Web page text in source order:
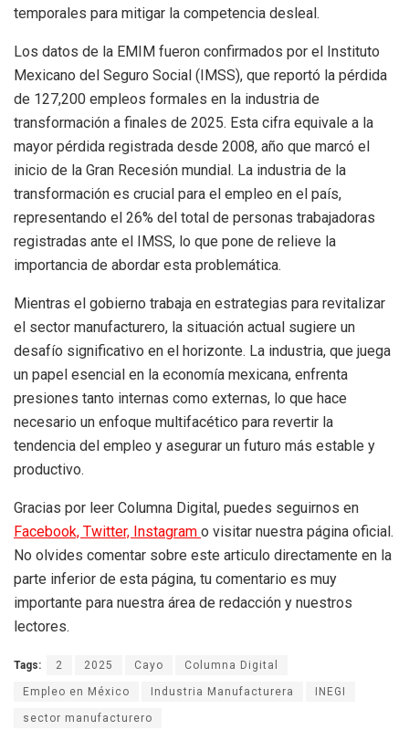
temporales para mitigar la competencia desleal.
Los datos de la EMIM fueron confirmados por el Instituto
Mexicano del Seguro Social (IMSS), que reportó la pérdida
de 127,200 empleos formales en la industria de
transformación a finales de 2025. Esta cifra equivale a la
mayor pérdida registrada desde 2008, año que marcó el
inicio de la Gran Recesión mundial. La industria de la
transformación es crucial para el empleo en el país,
representando el 26% del total de personas trabajadoras
registradas ante el IMSS, lo que pone de relieve la
importancia de abordar esta problemática.
Mientras el gobierno trabaja en estrategias para revitalizar
el sector manufacturero, la situación actual sugiere un
desafío significativo en el horizonte. La industria, que juega
un papel esencial en la economía mexicana, enfrenta
presiones tanto internas como externas, lo que hace
necesario un enfoque multifacético para revertir la
tendencia del empleo y asegurar un futuro más estable y
productivo.
Gracias por leer Columna Digital, puedes seguirnos en
Facebook, Twitter, Instagram o visitar nuestra página oficial.
No olvides comentar sobre este articulo directamente en la
parte inferior de esta página, tu comentario es muy
importante para nuestra área de redacción y nuestros
lectores.
Tags: 2 2025 Cayo Columna Digital
Empleo en México Industria Manufacturera INEGI
sector manufacturero